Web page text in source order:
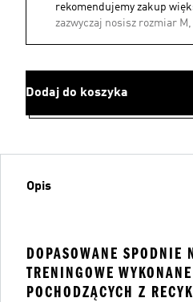
rekomendujemy zakup
zazwyczaj nosisz rozmiar M,
Dodaj do koszyka
Opis
DOPASOWANE SPODNIE
TRENINGOWE
POCHODZĄCYCH Z